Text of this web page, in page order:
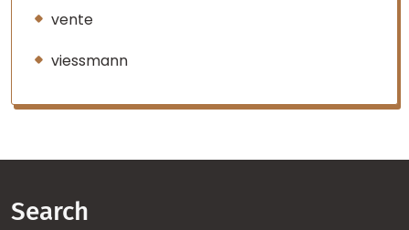
vente
viessmann
Search